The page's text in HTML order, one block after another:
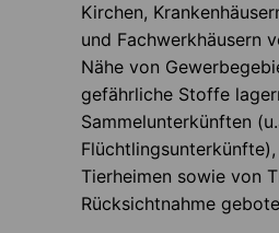
Kirchen,
und Fachwerkhäusern
Nähe von
gefährliche Stoffe
Sammelunterkünften
Tierheimen sowie von
Rücksichtnahme